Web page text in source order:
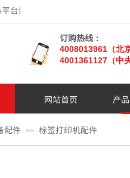
订购热线：
4008013961（北
4001361127 （中
台!
网站首页 产
配件 >> 标签打印机配件